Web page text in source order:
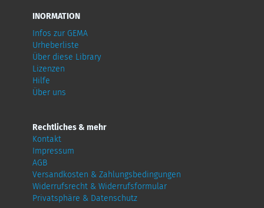
INORMATION
Infos zur GEMA
Urheberliste
Über diese Library
Lizenzen
Hilfe
Über uns
Rechtliches & mehr
Kontakt
Impressum
AGB
Versandkosten & Zahlungsbedingungen
Widerrufsrecht & Widerrufsformular
Privatsphäre & Datenschutz